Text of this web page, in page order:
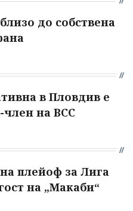
до собствена
в Пловдив е
на ВСС
плейоф за Лига
на „Макаби“